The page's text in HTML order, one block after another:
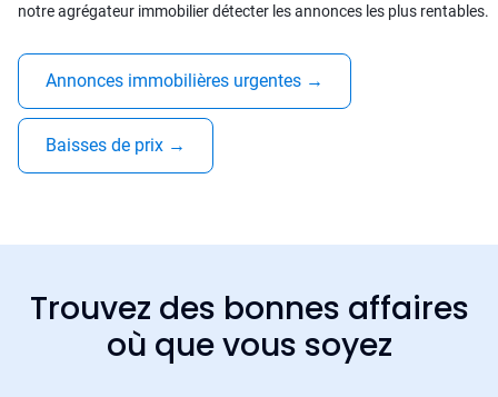
notre agrégateur immobilier détecter les annonces les plus rentables.
Annonces immobilières urgentes →
Baisses de prix →
Trouvez des bonnes affaires
où que vous soyez